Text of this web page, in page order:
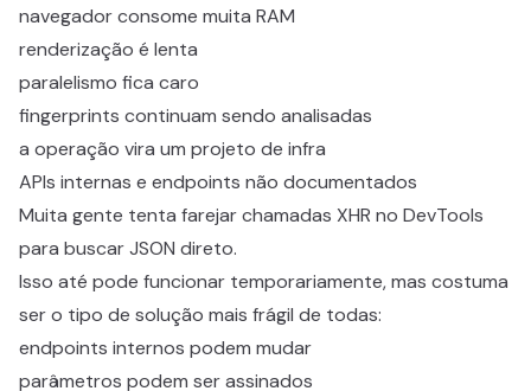
navegador consome muita RAM
renderização é lenta
paralelismo fica caro
fingerprints continuam sendo analisadas
a operação vira um projeto de infra
APIs internas e endpoints não documentados
Muita gente tenta farejar chamadas XHR no DevTools
para buscar JSON direto.
Isso até pode funcionar temporariamente, mas costuma
ser o tipo de solução mais frágil de todas:
endpoints internos podem mudar
parâmetros podem ser assinados